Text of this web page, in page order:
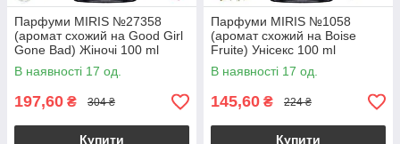
Парфуми MIRIS №27358
(аромат схожий на Good Girl
Gone Bad) Жіночі 100 ml
В наявності 17 од.
197,60 ₴ 304 ₴
Купити
Парфуми MIRIS №1058
(аромат схожий на Boise
Fruite) Унісекс 100 ml
В наявності 17 од.
145,60 ₴ 224 ₴
Купити